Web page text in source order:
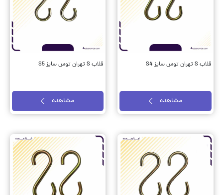
قلاب S تهران توس سایز S4
مشاهده
قلاب S تهران توس سایز S5
مشاهده